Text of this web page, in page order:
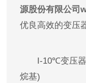
源股份有限公司
优良高效的变压
I-10℃变压
烷基)